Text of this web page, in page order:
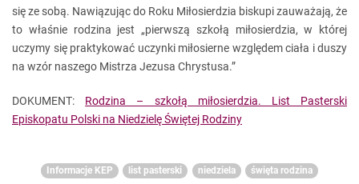
się ze sobą. Nawiązując do Roku Miłosierdzia biskupi zauważają, że
to właśnie rodzina jest „pierwszą szkołą miłosierdzia, w której
uczymy się praktykować uczynki miłosierne względem ciała i duszy
na wzór naszego Mistrza Jezusa Chrystusa.”
DOKUMENT: Rodzina – szkołą miłosierdzia. List Pasterski
Episkopatu Polski na Niedzielę Świętej Rodziny
Informacje KEP list pasterski niedziela święta rodzina